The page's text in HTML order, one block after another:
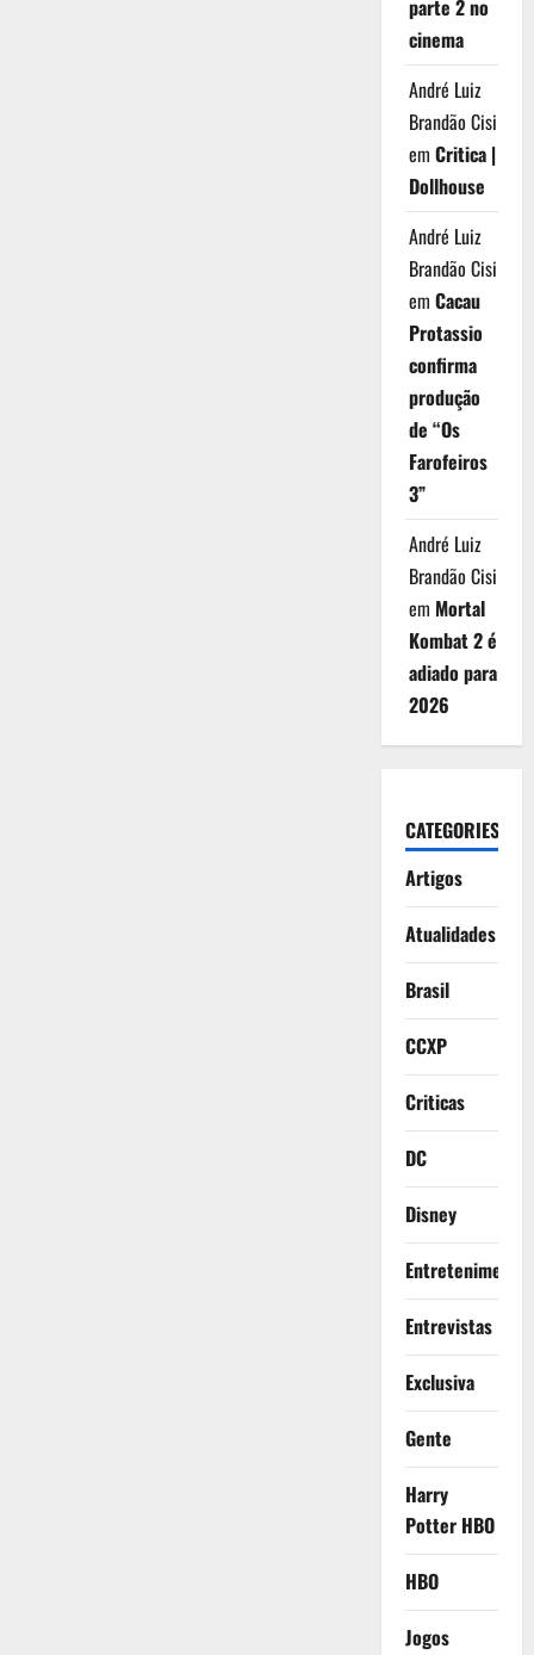
parte 2 no
cinema
André Luiz
Brandão Cisi
em Critica |
Dollhouse
André Luiz
Brandão Cisi
em Cacau
Protassio
confirma
produção
de “Os
Farofeiros
3”
André Luiz
Brandão Cisi
em Mortal
Kombat 2 é
adiado para
2026
CATEGORIES
Artigos
Atualidades
Brasil
CCXP
Criticas
DC
Disney
Entretenimento
Entrevistas
Exclusiva
Gente
Harry
Potter HBO
HBO
Jogos